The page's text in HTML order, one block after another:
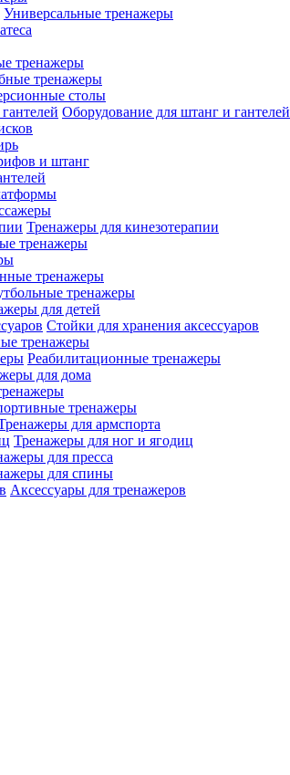
Универсальные тренажеры
тренажеры
тренажеры
столы
Оборудование для штанг и гантелей
и штанг
Тренажеры для кинезотерапии
тренажеры
тренажеры
тренажеры
для детей
Стойки для хранения аксессуаров
тренажеры
Реабилитационные тренажеры
для дома
тренажеры
для армспорта
Тренажеры для ног и ягодиц
для пресса
для спины
Аксессуары для тренажеров